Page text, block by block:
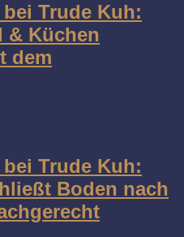
Trude Kuh:
& Küchen
dem
Trude Kuh:
Boden nach